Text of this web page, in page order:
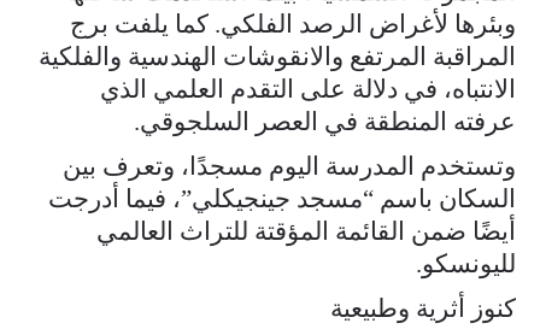
وبئرها لأغراض الرصد الفلكي. كما يلفت برج
المراقبة المرتفع والانقوشات الهندسية والفلكية
الانتباه، في دلالة على التقدم العلمي الذي
عرفته المنطقة في العصر السلجوقي.
وتستخدم المدرسة اليوم مسجدًا، وتعرف بين
السكان باسم “مسجد جينجيكلي”، فيما أدرجت
أيضًا ضمن القائمة المؤقتة للتراث العالمي
لليونسكو.
كنوز أثرية وطبيعية